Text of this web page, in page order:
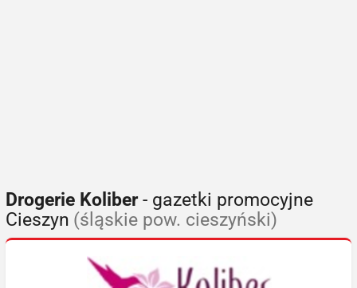
Drogerie Koliber- gazetki promocyjne
Cieszyn (śląskie pow. cieszyński)